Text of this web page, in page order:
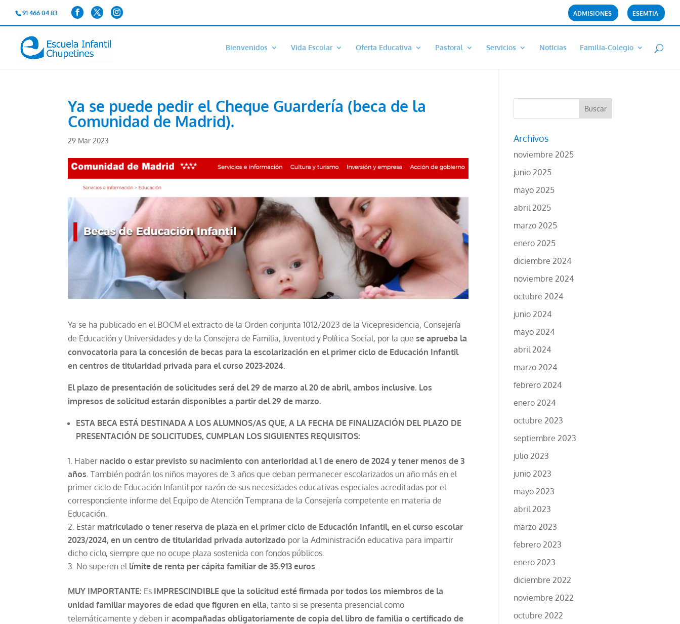
91 466 04 83 ADMISIONES ESEMTIA
Bienvenidos Vida Escolar Oferta Educativa Pastoral Servicios Noticias Familia-Colegio
Ya se puede pedir el Cheque Guardería (beca de la
Comunidad de Madrid).
29 Mar 2023
Ya se ha publicado en el BOCM el extracto de la Orden conjunta 1012/2023 de la Vicepresidencia, Consejería
de Educación y Universidades y de la Consejera de Familia, Juventud y Política Social, por la quese aprueba la
convocatoria para la concesión de becas para la escolarización en el primer ciclo de Educación Infantil
en centros de titularidad privada para el curso 2023-2024
El plazo de presentación de solicitudes será del 29 de marzo al 20 de abril, ambos inclusive. Los
impresos de solicitud estarán disponibles a partir del 29 de marzo.
ESTA BECA ESTÁ DESTINADA A LOS ALUMNOS/AS QUE, A LA FECHA DE FINALIZACIÓN DEL PLAZO DE
PRESENTACIÓN DE SOLICITUDES, CUMPLAN LOS SIGUIENTES REQUISITOS:
Haber nacido o estar previsto su nacimiento con anterioridad al 1 de enero de 2024 y tener menos de 3
años . También podrán los niños mayores de 3 años que deban permanecer escolarizados un año más en el
primer ciclo de Educación Infantil por razón de sus necesidades educativas especiales acreditadas por el
correspondiente informe del Equipo de Atención Temprana de la Consejería competente en materia de
Educación.
Estar matriculado o tener reserva de plaza en el primer ciclo de Educación Infantil, en el curso escolar
2023/2024, en un centro de titularidad privada autorizado por la Administración educativa para impartir
dicho ciclo, siempre que no ocupe plaza sostenida con fondos públicos.
No superen el límite de renta per cápita familiar de 35.913 euros
MUY IMPORTANTE: Es IMPRESCINDIBLE que la solicitud esté firmada por todos los miembros de la
unidad familiar mayores de edad que figuren en ella, tanto si se presenta presencial como
telemáticamente y deben iracompañadas obligatoriamente de copia del libro de familia o certificado de
Archivos
noviembre 2025
junio 2025
mayo 2025
abril 2025
marzo 2025
enero 2025
diciembre 2024
noviembre 2024
octubre 2024
junio 2024
mayo 2024
abril 2024
marzo 2024
febrero 2024
enero 2024
octubre 2023
septiembre 2023
julio 2023
junio 2023
mayo 2023
abril 2023
marzo 2023
febrero 2023
enero 2023
diciembre 2022
noviembre 2022
octubre 2022